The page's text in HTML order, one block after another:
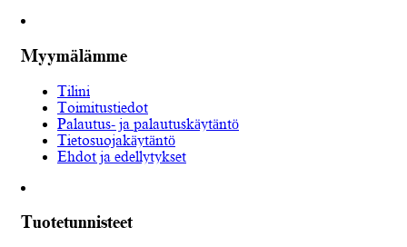
Myymälämme
Tilini
Toimitustiedot
Palautus- ja palautuskäytäntö
Tietosuojakäytäntö
Ehdot ja edellytykset
Tuotetunnisteet